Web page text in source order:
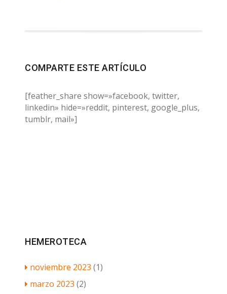
COMPARTE ESTE ARTÍCULO
[feather_share show=»facebook, twitter,
linkedin» hide=»reddit, pinterest, google_plus,
tumblr, mail»]
HEMEROTECA
noviembre 2023 (1)
marzo 2023 (2)